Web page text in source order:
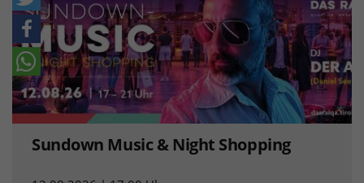
Sundown Music & Night Shopping